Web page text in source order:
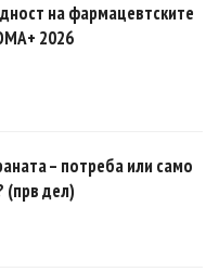
на фармацевтските
2026
– потреба или само
(прв дел)